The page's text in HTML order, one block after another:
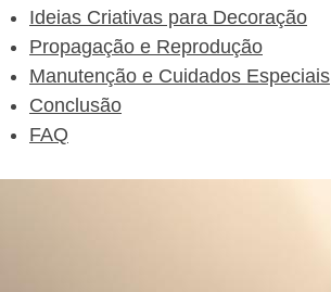
Ideias Criativas para Decoração
Propagação e Reprodução
Manutenção e Cuidados Especiais
Conclusão
FAQ